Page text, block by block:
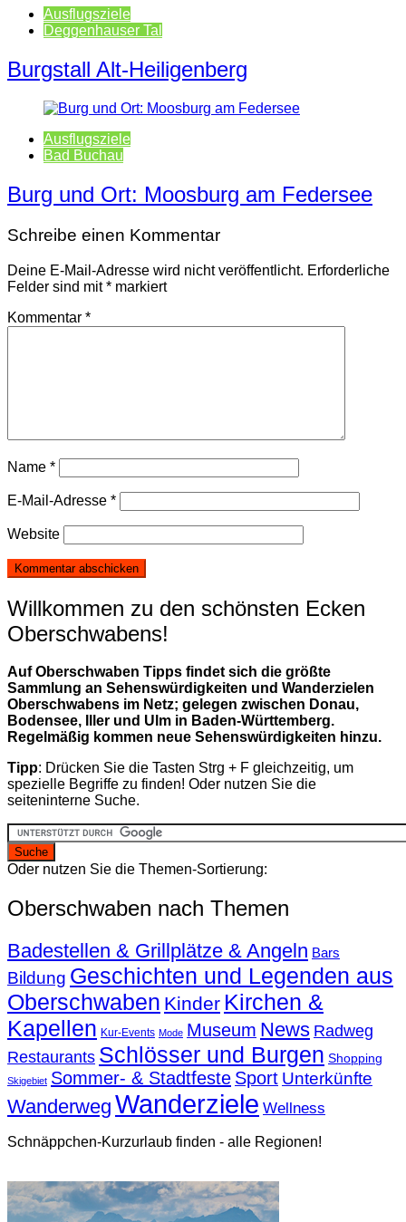
Ausflugsziele
Deggenhauser Tal
Burgstall Alt-Heiligenberg
Ausflugsziele
Bad Buchau
Burg und Ort: Moosburg am Federsee
Schreibe einen Kommentar
Deine E-Mail-Adresse wird nicht veröffentlicht. Erforderliche
Felder sind mit* markiert
Kommentar *
Name *
E-Mail-Adresse *
Website
Willkommen zu den schönsten Ecken
Oberschwabens!
Auf Oberschwaben Tipps findet sich die größte
Sammlung an Sehenswürdigkeiten und Wanderzielen
Oberschwabens im Netz; gelegen zwischen Donau,
Bodensee, Iller und Ulm in Baden-Württemberg.
Regelmäßig kommen neue Sehenswürdigkeiten hinzu.
Tipp: Drücken Sie die Tasten Strg + F gleichzeitig, um
spezielle Begriffe zu finden! Oder nutzen Sie die
seiteninterne Suche.
Oder nutzen Sie die Themen-Sortierung:
Oberschwaben nach Themen
Badestellen & Grillplätze & Angeln Bars
Bildung Geschichten und Legenden aus
Oberschwaben Kinder Kirchen &
Kapellen Kur-Events Mode Museum News Radweg
Restaurants Schlösser und Burgen Shopping
Skigebiet Sommer- & Stadtfeste Sport Unterkünfte
Wanderweg Wanderziele Wellness
Schnäppchen-Kurzurlaub finden - alle Regionen!